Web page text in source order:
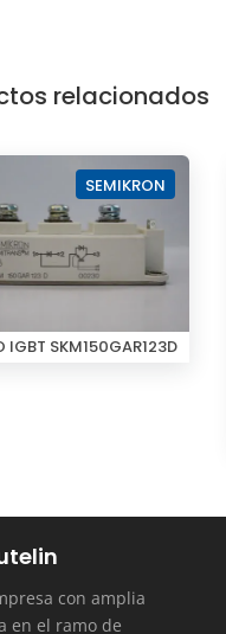
relacionados
SEMIKRON
IGBT SKM150GAR123D
con amplia
en el ramo de